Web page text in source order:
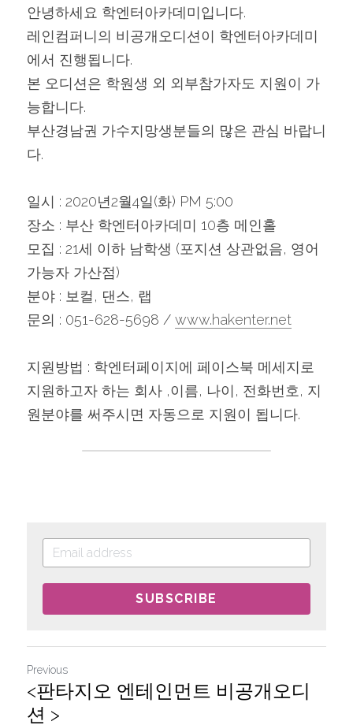
안녕하세요 학엔터아카데미입니다.
레인컴퍼니의 비공개오디션이 학엔터아카데미
에서 진행됩니다.
본 오디션은 학원생 외 외부참가자도 지원이 가
능합니다.
부산경남권 가수지망생분들의 많은 관심 바랍니
다.
일시 : 2020년2월4일(화) PM 5:00
장소 : 부산 학엔터아카데미 10층 메인홀
모집 : 21세 이하 남학생 (포지션 상관없음, 영어
가능자 가산점)
분야 : 보컬, 댄스, 랩
문의 : 051-628-5698 / www.hakenter.net
지원방법 : 학엔터페이지에 페이스북 메세지로
지원하고자 하는 회사 ,이름, 나이, 전화번호, 지
원분야를 써주시면 자동으로 지원이 됩니다.
SUBSCRIBE
Previous
<판타지오 엔테인먼트 비공개오디
션 >